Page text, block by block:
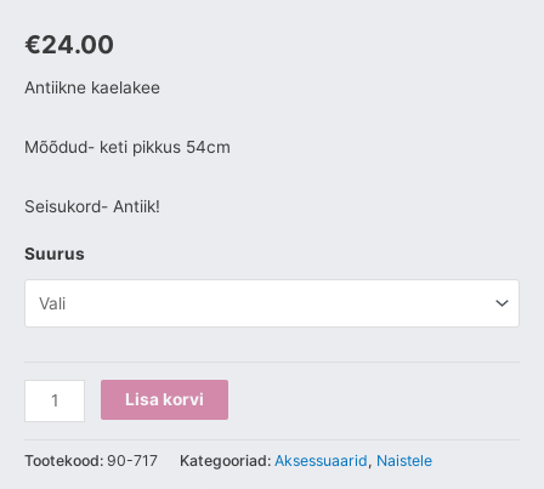
€24.00
Antiikne kaelakee
Mõõdud- keti pikkus 54cm
Seisukord- Antiik!
Suurus
Lisa korvi
Tootekood: 90-717 Kategooriad: Aksessuaarid, Naistele